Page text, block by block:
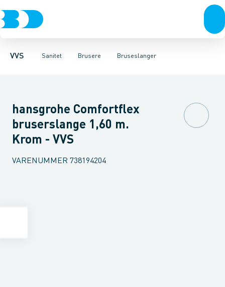
VVS Sanitet
Rør & fittingsPressfittings & rørKuglehaner & ventiler
Brusere
Toiletter, sæder og cisterner VaskeArmaturer
Bruseslanger
HåndbrusereBruseslanger BrusesætBrusestænger
hansgrohe Comfortflex
bruserslange 1,60 m.
Krom - VVS
VARENUMMER 738194204